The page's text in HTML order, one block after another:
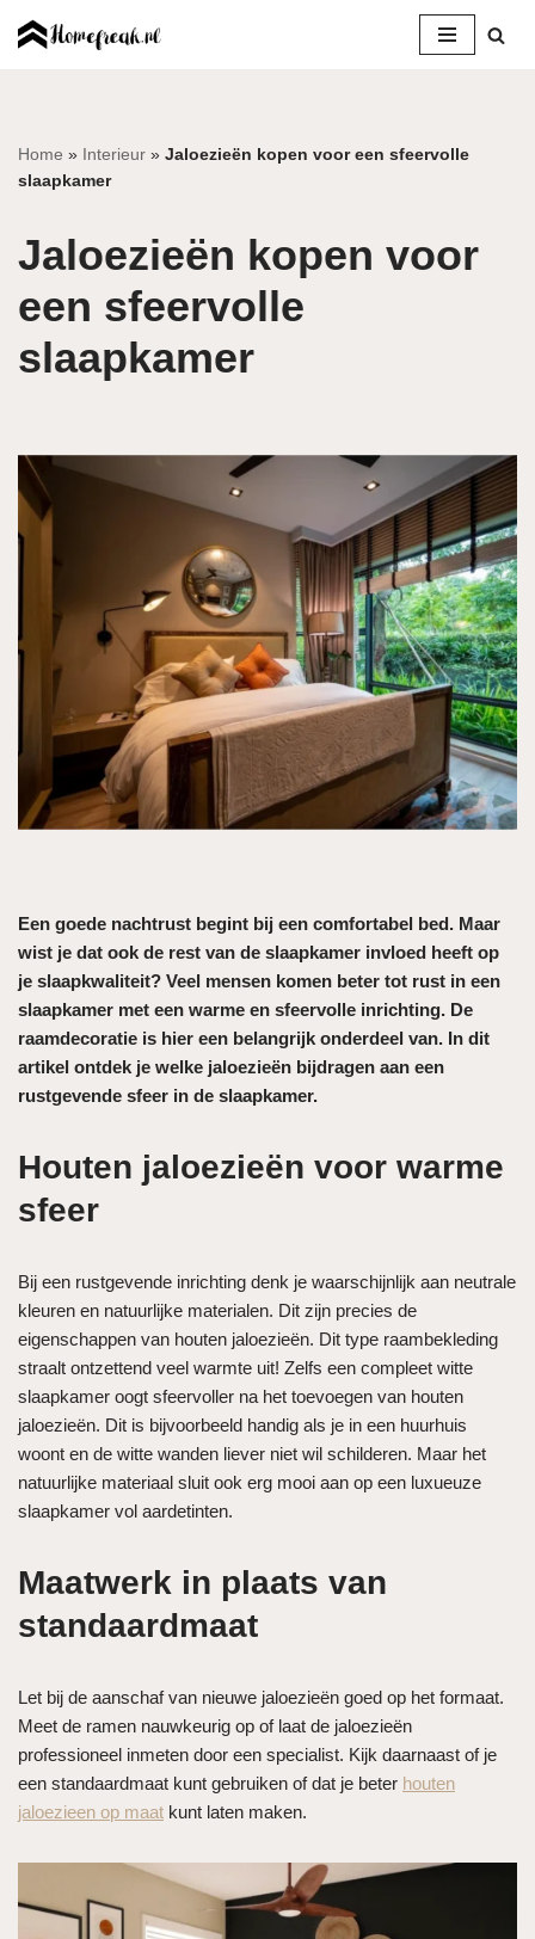
inhoud
Home » Interieur » Jaloezieën kopen voor een sfeervolle
slaapkamer
Jaloezieën kopen voor
een sfeervolle
slaapkamer
Een goede nachtrust begint bij een comfortabel bed. Maar
wist je dat ook de rest van de slaapkamer invloed heeft op
je slaapkwaliteit? Veel mensen komen beter tot rust in een
slaapkamer met een warme en sfeervolle inrichting. De
raamdecoratie is hier een belangrijk onderdeel van. In dit
artikel ontdek je welke jaloezieën bijdragen aan een
rustgevende sfeer in de slaapkamer.
Houten jaloezieën voor warme
sfeer
Bij een rustgevende inrichting denk je waarschijnlijk aan neutrale
kleuren en natuurlijke materialen. Dit zijn precies de
eigenschappen van houten jaloezieën. Dit type raambekleding
straalt ontzettend veel warmte uit! Zelfs een compleet witte
slaapkamer oogt sfeervoller na het toevoegen van houten
jaloezieën. Dit is bijvoorbeeld handig als je in een huurhuis
woont en de witte wanden liever niet wil schilderen. Maar het
natuurlijke materiaal sluit ook erg mooi aan op een luxueuze
slaapkamer vol aardetinten.
Maatwerk in plaats van
standaardmaat
Let bij de aanschaf van nieuwe jaloezieën goed op het formaat.
Meet de ramen nauwkeurig op of laat de jaloezieën
professioneel inmeten door een specialist. Kijk daarnaast of je
een standaardmaat kunt gebruiken of dat je beter houten
jaloezieen op maat kunt laten maken.